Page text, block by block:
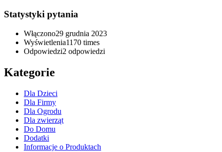
Statystyki pytania
Włączono29 grudnia 2023
Wyświetlenia1170 times
Odpowiedzi2 odpowiedzi
Kategorie
Dla Dzieci
Dla Firmy
Dla Ogrodu
Dla zwierząt
Do Domu
Dodatki
Informacje o Produktach